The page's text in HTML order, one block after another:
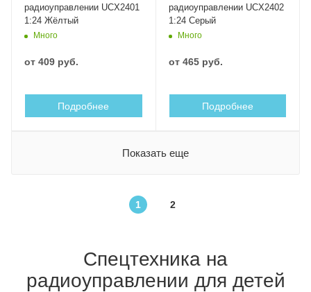
радиоуправлении UCX2401
1:24 Жёлтый
Много
от 409 руб.
Подробнее
радиоуправлении UCX2402
1:24 Серый
Много
от 465 руб.
Подробнее
Показать еще
1 2
Спецтехника на
радиоуправлении для детей